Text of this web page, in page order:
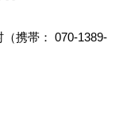
携帯： 070-1389-